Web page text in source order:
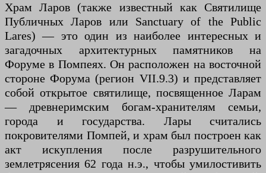
Храм Ларов (также известный как Святилище
Публичных Ларов или Sanctuary of the Public
Lares) — это один из наиболее интересных и
загадочных архитектурных памятников на
Форуме в Помпеях. Он расположен на восточной
стороне Форума (регион VII.9.3) и представляет
собой открытое святилище, посвященное Ларам
— древнеримским богам-хранителям семьи,
города и государства. Лары считались
покровителями Помпей, и храм был построен как
акт искупления после разрушительного
землетрясения 62 года н.э., чтобы умилостивить